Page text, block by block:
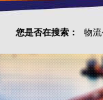
您是否在搜索： 物
仓储综合专业定制物